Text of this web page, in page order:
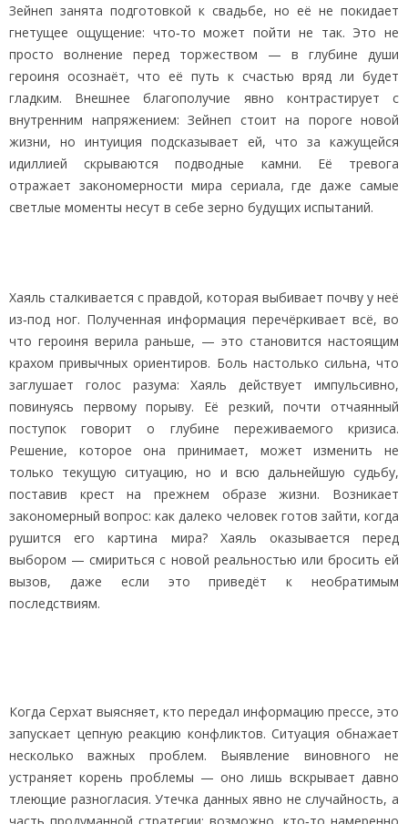
Зейнеп занята подготовкой к свадьбе, но её не покидает
гнетущее ощущение: что‑то может пойти не так. Это не
просто волнение перед торжеством — в глубине души
героиня осознаёт, что её путь к счастью вряд ли будет
гладким. Внешнее благополучие явно контрастирует с
внутренним напряжением: Зейнеп стоит на пороге новой
жизни, но интуиция подсказывает ей, что за кажущейся
идиллией скрываются подводные камни. Её тревога
отражает закономерности мира сериала, где даже самые
светлые моменты несут в себе зерно будущих испытаний.
Хаяль сталкивается с правдой, которая выбивает почву у неё
из‑под ног. Полученная информация перечёркивает всё, во
что героиня верила раньше, — это становится настоящим
крахом привычных ориентиров. Боль настолько сильна, что
заглушает голос разума: Хаяль действует импульсивно,
повинуясь первому порыву. Её резкий, почти отчаянный
поступок говорит о глубине переживаемого кризиса.
Решение, которое она принимает, может изменить не
только текущую ситуацию, но и всю дальнейшую судьбу,
поставив крест на прежнем образе жизни. Возникает
закономерный вопрос: как далеко человек готов зайти, когда
рушится его картина мира? Хаяль оказывается перед
выбором — смириться с новой реальностью или бросить ей
вызов, даже если это приведёт к необратимым
последствиям.
Когда Серхат выясняет, кто передал информацию прессе, это
запускает цепную реакцию конфликтов. Ситуация обнажает
несколько важных проблем. Выявление виновного не
устраняет корень проблемы — оно лишь вскрывает давно
тлеющие разногласия. Утечка данных явно не случайность, а